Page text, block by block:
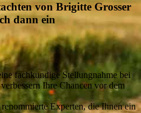
von Brigitte Grosser
dann ein
fachkundige Stellungnahme bei
Ihre Chancen vor dem
Experten, die Ihnen ein